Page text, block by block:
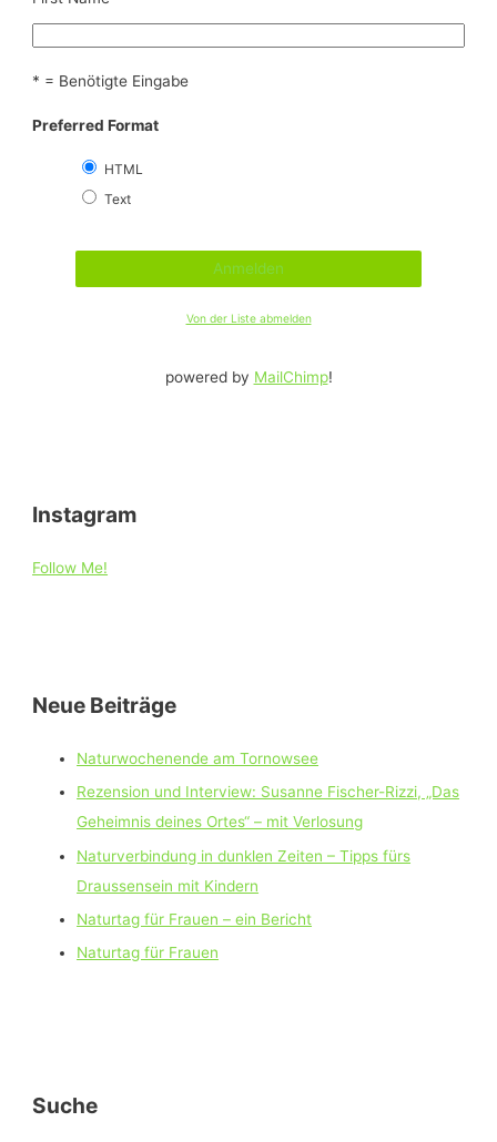
* = Benötigte Eingabe
Preferred Format
HTML
Text
Von der Liste abmelden
powered by MailChimp!
Instagram
Follow Me!
Neue Beiträge
Naturwochenende am Tornowsee
Rezension und Interview: Susanne Fischer-Rizzi, „Das
Geheimnis deines Ortes“ – mit Verlosung
Naturverbindung in dunklen Zeiten – Tipps fürs
Draussensein mit Kindern
Naturtag für Frauen – ein Bericht
Naturtag für Frauen
Suche